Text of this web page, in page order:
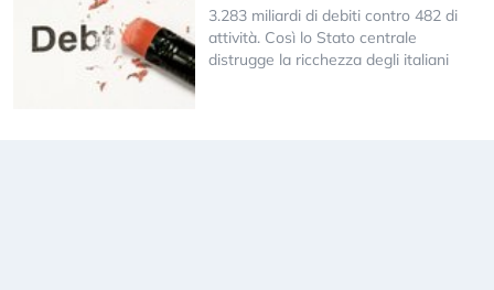
3.283 miliardi di debiti contro 482 di
attività. Così lo Stato centrale
distrugge la ricchezza degli italiani